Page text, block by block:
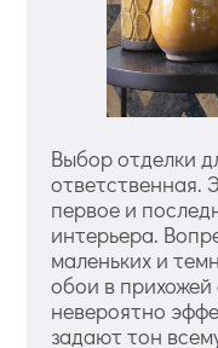
Выбор отделки
ответственная.
первое и
интерьера.
маленьких и
обои в
невероятно
задают тон